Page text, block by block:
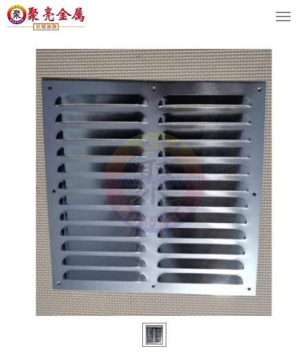
导
您的位置：网站首页